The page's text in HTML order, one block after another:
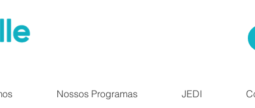
Nossos Programas JEDI